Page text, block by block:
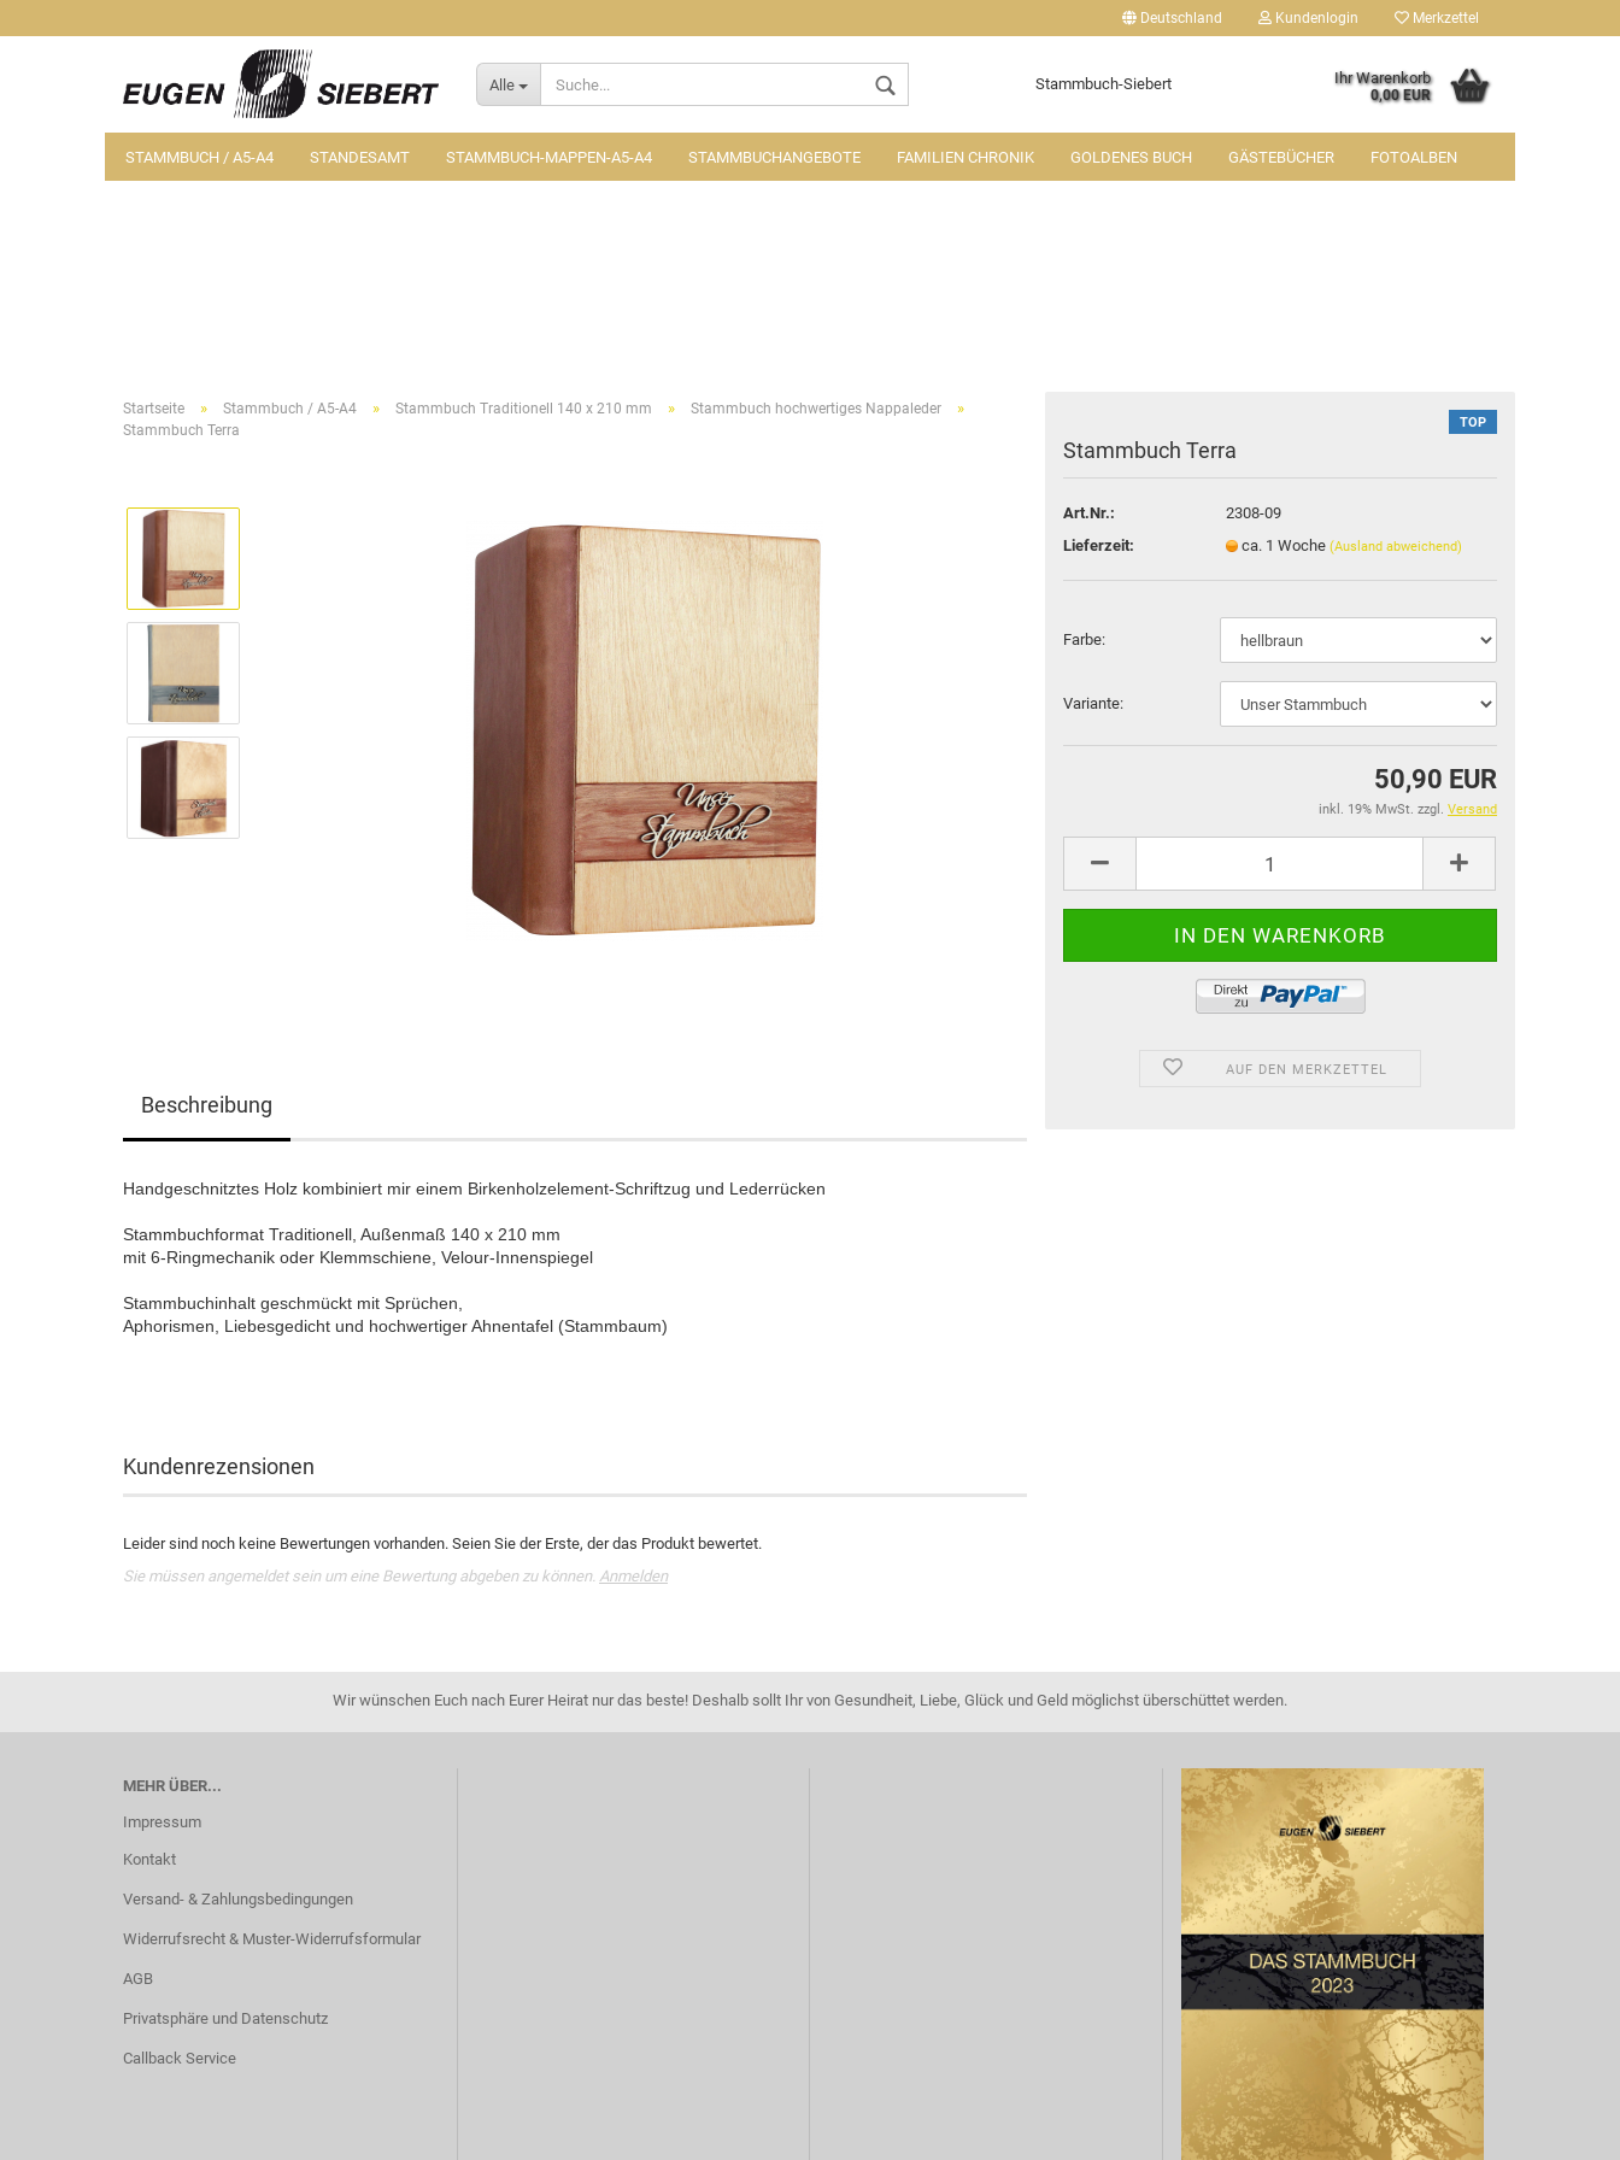
Deutschland
Lieferland
Kundenlogin Merkzettel
Alle Stammbuch-Siebert Ihr Warenkorb
0,00 EUR
STAMMBUCH / A5-A4 STANDESAMT STAMMBUCH-MAPPEN-A5-A4 STAMMBUCHANGEBOTE FAMILIEN CHRONIK GOLDENES BUCH GÄSTEBÜCHER FOTOALBEN
Startseite » Stammbuch / A5-A4 » Stammbuch Traditionell 140 x 210 mm » Stammbuch hochwertiges Nappaleder »
Stammbuch Terra TOP
Stammbuch Terra
Art.Nr.:
2308-09
Lieferzeit:
ca. 1 Woche (Ausland abweichend)
Farbe:
Variante:
50,90 EUR
inkl. 19% MwSt. zzgl. Versand
AUF DEN MERKZETTEL
Beschreibung
Handgeschnitztes Holz kombiniert mir einem Birkenholzelement-Schriftzug und Lederrücken
Stammbuchformat Traditionell, Außenmaß 140 x 210 mm
mit 6-Ringmechanik oder Klemmschiene, Velour-Innenspiegel
Stammbuchinhalt geschmückt mit Sprüchen,
Aphorismen, Liebesgedicht und hochwertiger Ahnentafel (Stammbaum)
Kundenrezensionen
Leider sind noch keine Bewertungen vorhanden. Seien Sie der Erste, der das Produkt bewertet.
Sie müssen angemeldet sein um eine Bewertung abgeben zu können. Anmelden
Wir wünschen Euch nach Eurer Heirat nur das beste! Deshalb sollt Ihr von Gesundheit, Liebe, Glück und Geld möglichst überschüttet werden.
MEHR ÜBER...
Impressum
Kontakt
Versand- & Zahlungsbedingungen
Widerrufsrecht & Muster-Widerrufsformular
AGB
Privatsphäre und Datenschutz
Callback Service